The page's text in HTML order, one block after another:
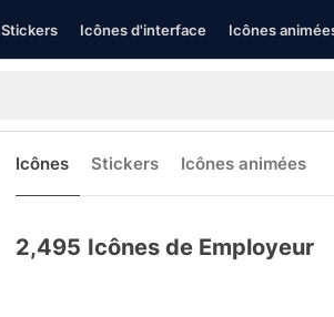
Stickers Icônes d'interface Icônes
Icônes Stickers Icônes animées
2,495 Icônes de Employeur